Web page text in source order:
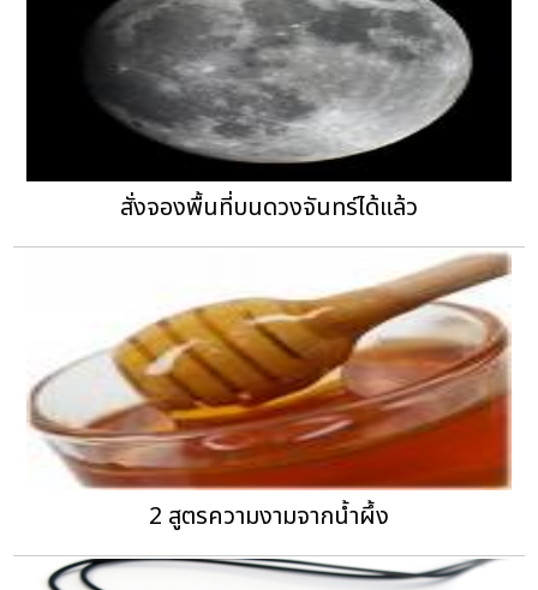
สั่งจองพื้นที่บนดวงจันทร์ได้แล้ว
2 สูตรความงามจากน้ำผึ้ง